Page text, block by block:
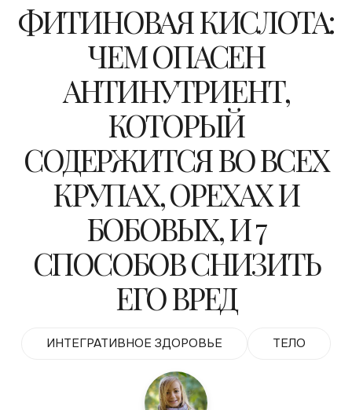
ФИТИНОВАЯ КИСЛОТА:
ЧЕМ ОПАСЕН
АНТИНУТРИЕНТ,
КОТОРЫЙ
СОДЕРЖИТСЯ ВО ВСЕХ
КРУПАХ, ОРЕХАХ И
БОБОВЫХ, И 7
СПОСОБОВ СНИЗИТЬ
ЕГО ВРЕД
ИНТЕГРАТИВНОЕ ЗДОРОВЬЕ ТЕЛО